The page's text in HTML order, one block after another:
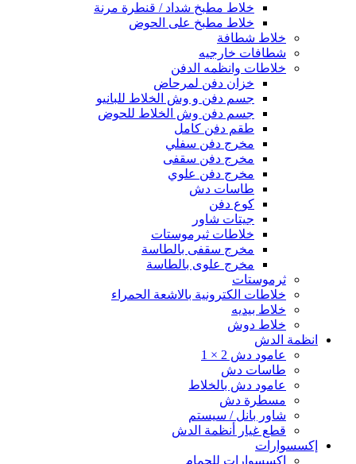
خلاط مطبخ شداد / قنطرة مرنة
خلاط مطبخ على الحوض
خلاط شطافة
شطافات خارجيه
خلاطات وانظمه الدفن
خزان دفن لمرحاض
جسم دفن و وش الخلاط للبانيو
جسم دفن وش الخلاط للحوض
طقم دفن كامل
مخرج دفن سفلي
مخرج دفن سقفى
مخرج دفن علوي
طاسات دش
كوع دفن
جيتات شاور
خلاطات ثيرموستات
مخرج سقفى بالطاسة
مخرج علوى بالطاسة
ثرموستات
خلاطات الكترونية بالاشعة الحمراء
خلاط بيديه
خلاط دوش
انظمة الدش
عامود دش 2 × 1
طاسات دش
عامود دش بالخلاط
مسطرة دش
شاور بانل / سيستم
قطع غيار أنظمة الدش
إكسسوارات
إكسسوارات للحمام